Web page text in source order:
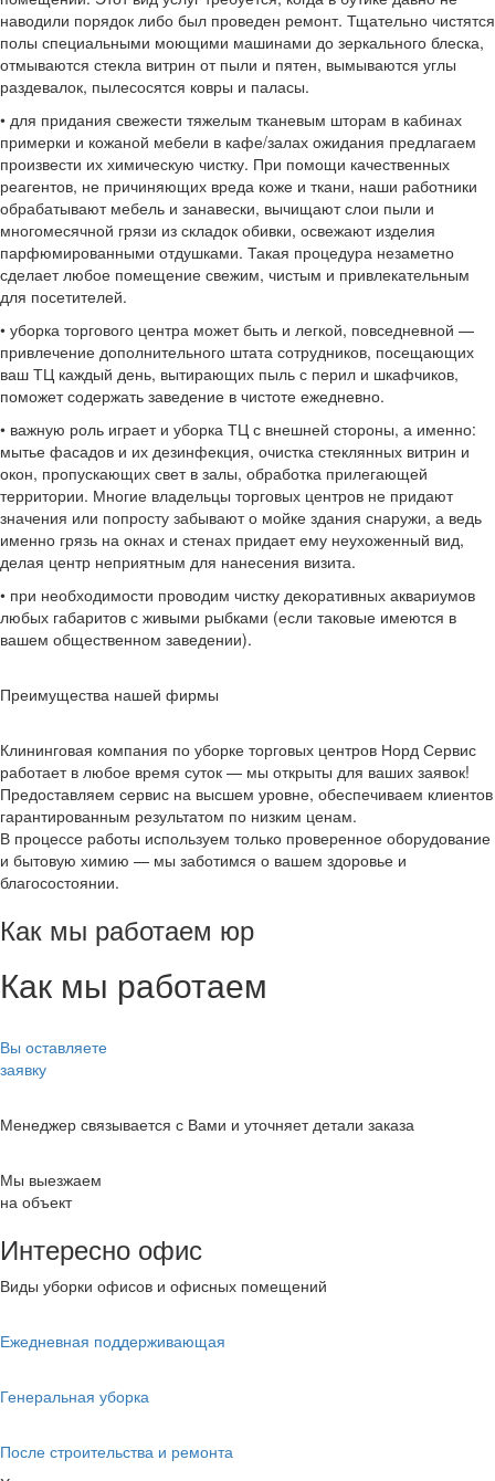
наводили порядок либо был проведен ремонт. Тщательно чистятся
полы специальными моющими машинами до зеркального блеска,
отмываются стекла витрин от пыли и пятен, вымываются углы
раздевалок, пылесосятся ковры и паласы.
• для придания свежести тяжелым тканевым шторам в кабинах
примерки и кожаной мебели в кафе/залах ожидания предлагаем
произвести их химическую чистку. При помощи качественных
реагентов, не причиняющих вреда коже и ткани, наши работники
обрабатывают мебель и занавески, вычищают слои пыли и
многомесячной грязи из складок обивки, освежают изделия
парфюмированными отдушками. Такая процедура незаметно
сделает любое помещение свежим, чистым и привлекательным
для посетителей.
• уборка торгового центра может быть и легкой, повседневной —
привлечение дополнительного штата сотрудников, посещающих
ваш ТЦ каждый день, вытирающих пыль с перил и шкафчиков,
поможет содержать заведение в чистоте ежедневно.
• важную роль играет и уборка ТЦ с внешней стороны, а именно:
мытье фасадов и их дезинфекция, очистка стеклянных витрин и
окон, пропускающих свет в залы, обработка прилегающей
территории. Многие владельцы торговых центров не придают
значения или попросту забывают о мойке здания снаружи, а ведь
именно грязь на окнах и стенах придает ему неухоженный вид,
делая центр неприятным для нанесения визита.
• при необходимости проводим чистку декоративных аквариумов
любых габаритов с живыми рыбками (если таковые имеются в
вашем общественном заведении).
Преимущества нашей фирмы
Клининговая компания по уборке торговых центров Норд Сервис
работает в любое время суток — мы открыты для ваших заявок!
Предоставляем сервис на высшем уровне, обеспечиваем клиентов
гарантированным результатом по низким ценам.
В процессе работы используем только проверенное оборудование
и бытовую химию — мы заботимся о вашем здоровье и
благосостоянии.
Как мы работаем юр
Как мы работаем
Вы оставляете
заявку
Менеджер связывается с Вами и уточняет детали заказа
Мы выезжаем
на объект
Интересно офис
Виды уборки офисов и офисных помещений
Ежедневная поддерживающая
Генеральная уборка
После строительства и ремонта